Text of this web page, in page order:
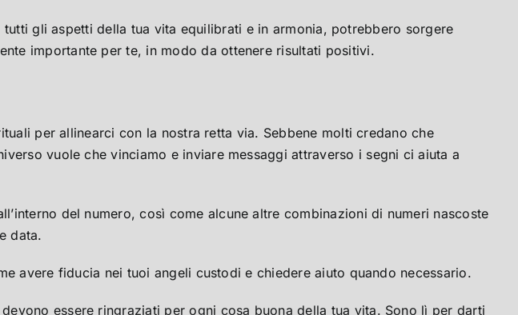
gli aspetti della tua vita equilibrati e in armonia, potrebbero sorgere
importante per te, in modo da ottenere risultati positivi.
per allinearci con la nostra retta via. Sebbene molti credano che
vuole che vinciamo e inviare messaggi attraverso i segni ci aiuta a
del numero, così come alcune altre combinazioni di numeri nascoste
data.
avere fiducia nei tuoi angeli custodi e chiedere aiuto quando necessario.
devono essere ringraziati per ogni cosa buona della tua vita. Sono lì per darti